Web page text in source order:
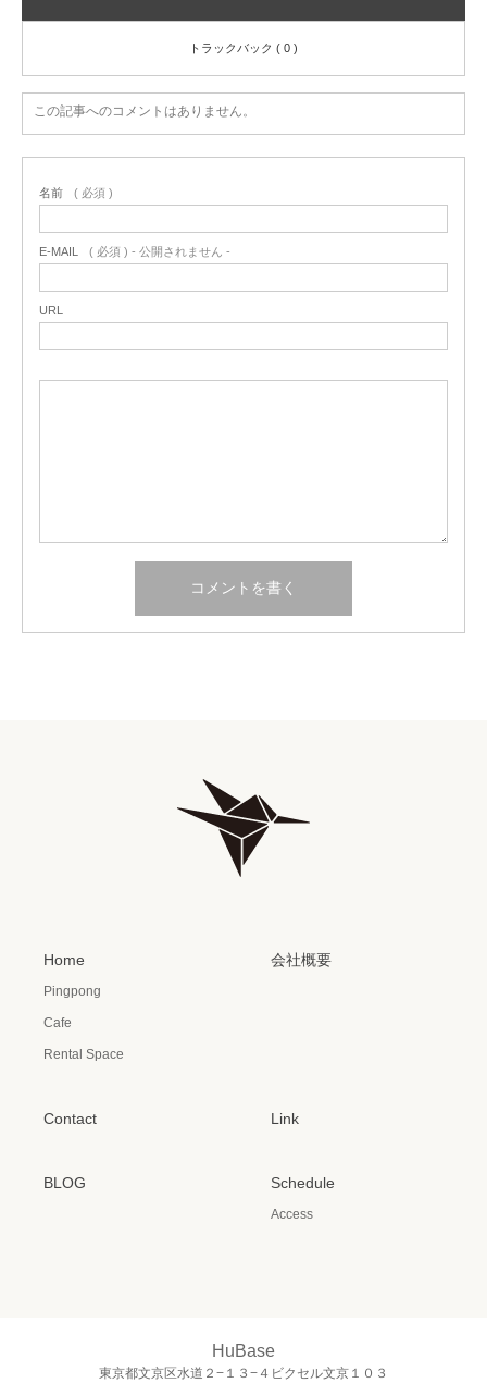
トラックバック ( 0 )
この記事へのコメントはありません。
名前 ( 必須 )
E-MAIL ( 必須 ) - 公開されません -
URL
Home
Pingpong
Cafe
Rental Space
会社概要
Contact Link
BLOG Schedule
Access
HuBase
東京都文京区水道２−１３−４ビクセル文京１０３